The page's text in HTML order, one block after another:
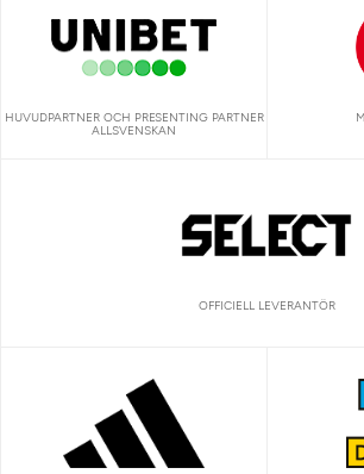
HUVUDPARTNER OCH PRESENTING PARTNER
ALLSVENSKAN
OFFICIELL LEVERANTÖR